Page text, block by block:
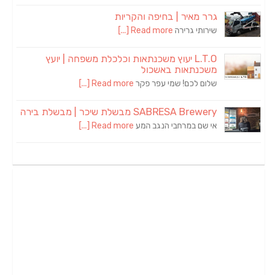
גרר מאיר | בחיפה והקריות
שירותי גרירה Read more [...]
L.T.O יעוץ משכנתאות וכלכלת משפחה | יועץ
משכנתאות באשכול
שלום לכם! שמי עפר פקר Read more [...]
SABRESA Brewery מבשלת שיכר | מבשלת בירה
אי שם במרחבי הנגב המע Read more [...]